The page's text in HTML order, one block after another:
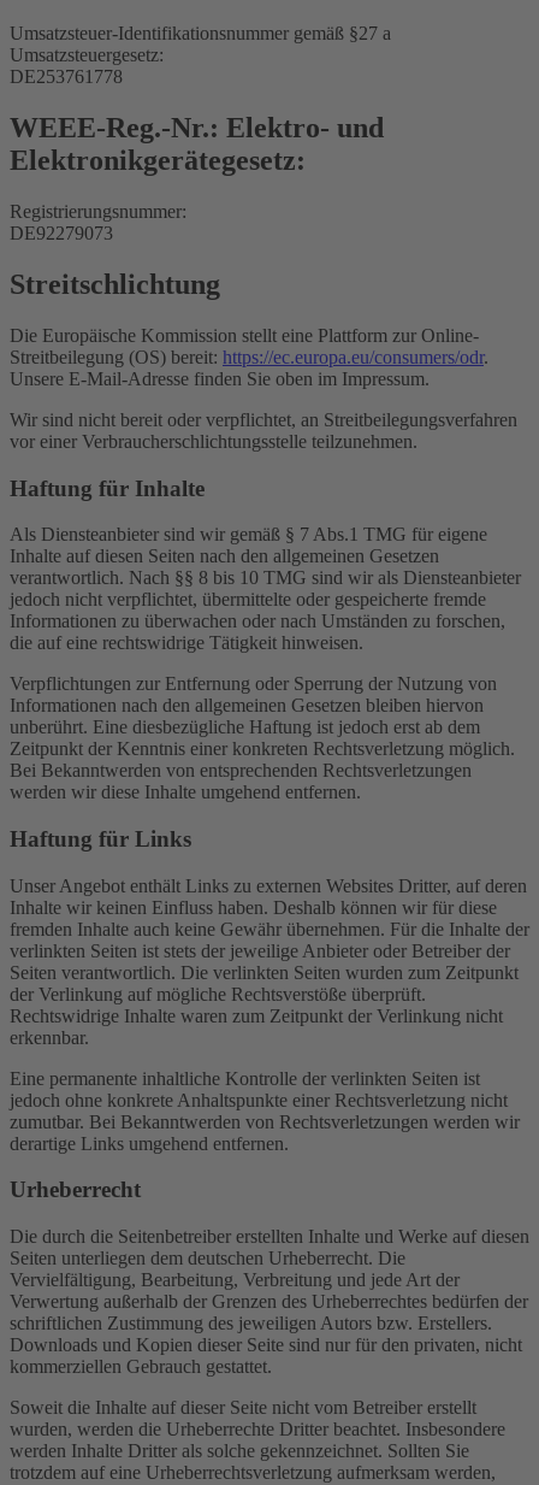
Umsatzsteuer-Identifikationsnummer gemäß §27 a
Umsatzsteuergesetz:
DE253761778
WEEE-Reg.-Nr.: Elektro- und
Elektronikgerätegesetz:
Registrierungsnummer:
DE92279073
Streitschlichtung
Die Europäische Kommission stellt eine Plattform zur Online-
Streitbeilegung (OS) bereit: https://ec.europa.eu/consumers/odr.
Unsere E-Mail-Adresse finden Sie oben im Impressum.
Wir sind nicht bereit oder verpflichtet, an Streitbeilegungsverfahren
vor einer Verbraucherschlichtungsstelle teilzunehmen.
Haftung für Inhalte
Als Diensteanbieter sind wir gemäß § 7 Abs.1 TMG für eigene
Inhalte auf diesen Seiten nach den allgemeinen Gesetzen
verantwortlich. Nach §§ 8 bis 10 TMG sind wir als Diensteanbieter
jedoch nicht verpflichtet, übermittelte oder gespeicherte fremde
Informationen zu überwachen oder nach Umständen zu forschen,
die auf eine rechtswidrige Tätigkeit hinweisen.
Verpflichtungen zur Entfernung oder Sperrung der Nutzung von
Informationen nach den allgemeinen Gesetzen bleiben hiervon
unberührt. Eine diesbezügliche Haftung ist jedoch erst ab dem
Zeitpunkt der Kenntnis einer konkreten Rechtsverletzung möglich.
Bei Bekanntwerden von entsprechenden Rechtsverletzungen
werden wir diese Inhalte umgehend entfernen.
Haftung für Links
Unser Angebot enthält Links zu externen Websites Dritter, auf deren
Inhalte wir keinen Einfluss haben. Deshalb können wir für diese
fremden Inhalte auch keine Gewähr übernehmen. Für die Inhalte der
verlinkten Seiten ist stets der jeweilige Anbieter oder Betreiber der
Seiten verantwortlich. Die verlinkten Seiten wurden zum Zeitpunkt
der Verlinkung auf mögliche Rechtsverstöße überprüft.
Rechtswidrige Inhalte waren zum Zeitpunkt der Verlinkung nicht
erkennbar.
Eine permanente inhaltliche Kontrolle der verlinkten Seiten ist
jedoch ohne konkrete Anhaltspunkte einer Rechtsverletzung nicht
zumutbar. Bei Bekanntwerden von Rechtsverletzungen werden wir
derartige Links umgehend entfernen.
Urheberrecht
Die durch die Seitenbetreiber erstellten Inhalte und Werke auf diesen
Seiten unterliegen dem deutschen Urheberrecht. Die
Vervielfältigung, Bearbeitung, Verbreitung und jede Art der
Verwertung außerhalb der Grenzen des Urheberrechtes bedürfen der
schriftlichen Zustimmung des jeweiligen Autors bzw. Erstellers.
Downloads und Kopien dieser Seite sind nur für den privaten, nicht
kommerziellen Gebrauch gestattet.
Soweit die Inhalte auf dieser Seite nicht vom Betreiber erstellt
wurden, werden die Urheberrechte Dritter beachtet. Insbesondere
werden Inhalte Dritter als solche gekennzeichnet. Sollten Sie
trotzdem auf eine Urheberrechtsverletzung aufmerksam werden,